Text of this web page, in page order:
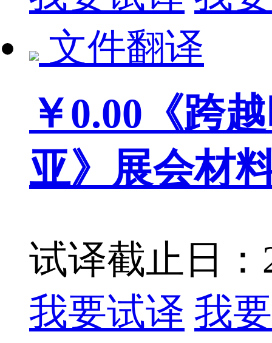
文件翻译
￥0.00 《跨
亚》展会材
试译截止日：
我要试译 我